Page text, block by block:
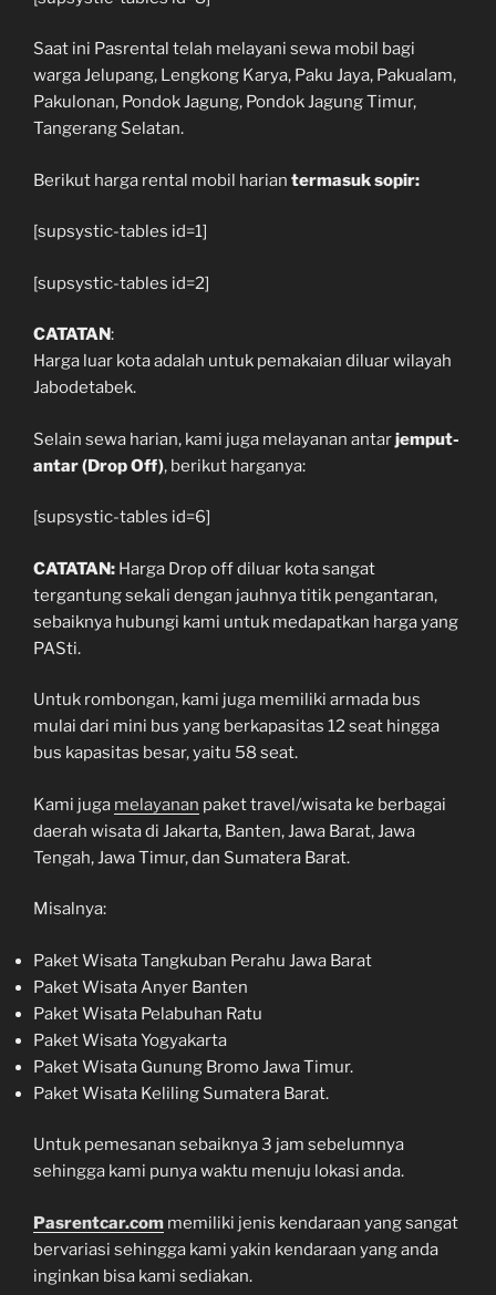
Saat ini Pasrental telah melayani sewa mobil bagi
warga Jelupang, Lengkong Karya, Paku Jaya, Pakualam,
Pakulonan, Pondok Jagung, Pondok Jagung Timur,
Tangerang Selatan.
Berikut harga rental mobil harian termasuk sopir:
[supsystic-tables id=1]
[supsystic-tables id=2]
CATATAN:
Harga luar kota adalah untuk pemakaian diluar wilayah
Jabodetabek.
Selain sewa harian, kami juga melayanan antarjemput-
antar (Drop Off), berikut harganya:
[supsystic-tables id=6]
CATATAN: Harga Drop off diluar kota sangat
tergantung sekali dengan jauhnya titik pengantaran,
sebaiknya hubungi kami untuk medapatkan harga yang
PASti.
Untuk rombongan, kami juga memiliki armada bus
mulai dari mini bus yang berkapasitas 12 seat hingga
bus kapasitas besar, yaitu 58 seat.
Kami juga melayanan paket travel/wisata ke berbagai
daerah wisata di Jakarta, Banten, Jawa Barat, Jawa
Tengah, Jawa Timur, dan Sumatera Barat.
Misalnya:
Paket Wisata Tangkuban Perahu Jawa Barat
Paket Wisata Anyer Banten
Paket Wisata Pelabuhan Ratu
Paket Wisata Yogyakarta
Paket Wisata Gunung Bromo Jawa Timur.
Paket Wisata Keliling Sumatera Barat.
Untuk pemesanan sebaiknya 3 jam sebelumnya
sehingga kami punya waktu menuju lokasi anda.
Pasrentcar.com memiliki jenis kendaraan yang sangat
bervariasi sehingga kami yakin kendaraan yang anda
inginkan bisa kami sediakan.